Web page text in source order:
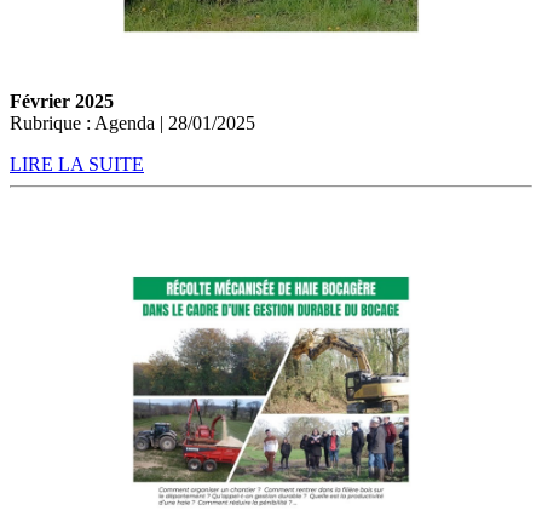
Février 2025
Rubrique : Agenda | 28/01/2025
LIRE LA SUITE